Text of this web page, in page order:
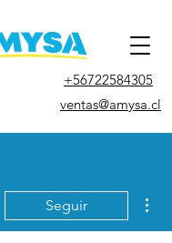
+56722584305
ventas@amysa.cl
Seguir